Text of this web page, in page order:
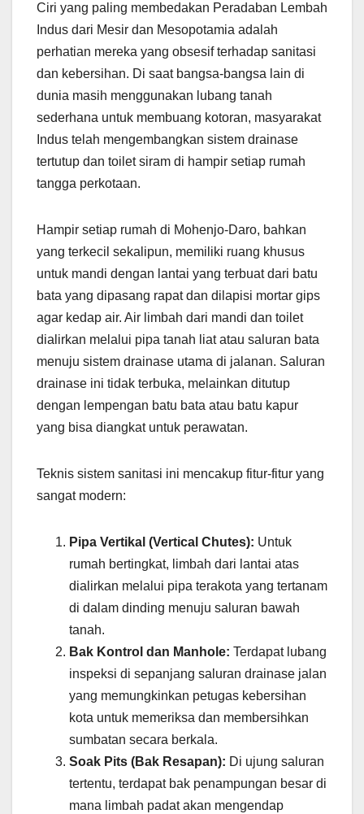
Ciri yang paling membedakan Peradaban Lembah
Indus dari Mesir dan Mesopotamia adalah
perhatian mereka yang obsesif terhadap sanitasi
dan kebersihan. Di saat bangsa-bangsa lain di
dunia masih menggunakan lubang tanah
sederhana untuk membuang kotoran, masyarakat
Indus telah mengembangkan sistem drainase
tertutup dan toilet siram di hampir setiap rumah
tangga perkotaan.
Hampir setiap rumah di Mohenjo-Daro, bahkan
yang terkecil sekalipun, memiliki ruang khusus
untuk mandi dengan lantai yang terbuat dari batu
bata yang dipasang rapat dan dilapisi mortar gips
agar kedap air. Air limbah dari mandi dan toilet
dialirkan melalui pipa tanah liat atau saluran bata
menuju sistem drainase utama di jalanan. Saluran
drainase ini tidak terbuka, melainkan ditutup
dengan lempengan batu bata atau batu kapur
yang bisa diangkat untuk perawatan.
Teknis sistem sanitasi ini mencakup fitur-fitur yang
sangat modern:
Pipa Vertikal (Vertical Chutes): Untuk
rumah bertingkat, limbah dari lantai atas
dialirkan melalui pipa terakota yang tertanam
di dalam dinding menuju saluran bawah
tanah.
Bak Kontrol dan Manhole: Terdapat lubang
inspeksi di sepanjang saluran drainase jalan
yang memungkinkan petugas kebersihan
kota untuk memeriksa dan membersihkan
sumbatan secara berkala.
Soak Pits (Bak Resapan): Di ujung saluran
tertentu, terdapat bak penampungan besar di
mana limbah padat akan mengendap